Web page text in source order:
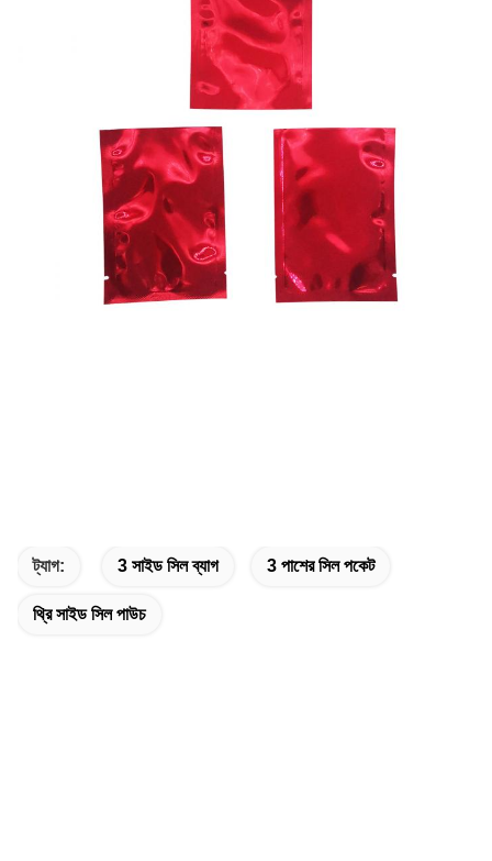
ট্যাগ: 3 সাইড সিল ব্যাগ 3 পাশের সিল পকেট
থ্রি সাইড সিল পাউচ